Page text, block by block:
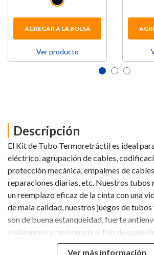
AGREGAR A LA BOLSA
Ver producto
Descripción
El Kit de Tubo Termoretráctil es ideal
eléctrico, agrupación de cables,
protección mecánica, empalmes de
reparaciones diarias, etc. Nuestros tubos
un reemplazo eficaz de la cinta con una
de mala calidad, nuestros juegos de
son de buena estanqueidad, fuerte
aislamiento y resistencia al frío después
mantenimiento diario con pistolas de
Ver más información